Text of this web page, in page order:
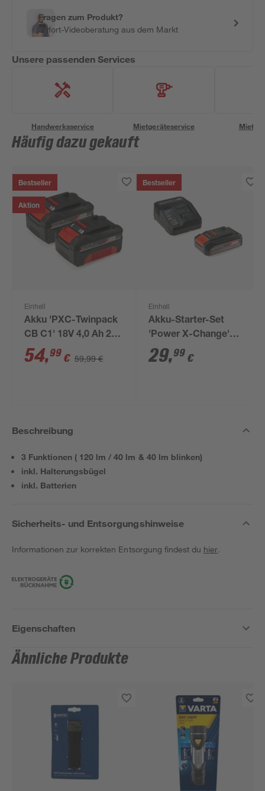
Fragen zum Produkt?
Sofort-Videoberatung aus dem Markt
Unsere passenden Services
Handwerksservice Mietgeräteservice
Häufig dazu gekauft
Bestseller
Aktion
Einhell
Akku 'PXC-Twinpack
CB C1' 18V 4,0 Ah 2
Stück
54,99 € 59,99 €
Bestseller
Einhell
Akku-Starter-Set
'Power X-Change'
Ladegerät und Akku
18 V 2,5 Ah
29,99 €
Beschreibung
3 Funktionen ( 120 lm / 40 lm & 40 lm blinken)
inkl. Halterungsbügel
inkl. Batterien
Sicherheits- und Entsorgungshinweise
Informationen zur korrekten Entsorgung findest du hier.
Eigenschaften
Ähnliche Produkte